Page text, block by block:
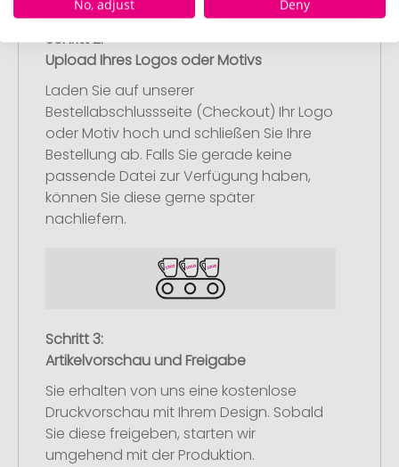
Schritt 2:
Upload Ihres Logos oder Motivs
Laden Sie auf unserer
Bestellabschlussseite (Checkout) Ihr Logo
oder Motiv hoch und schließen Sie Ihre
Bestellung ab. Falls Sie gerade keine
passende Datei zur Verfügung haben,
können Sie diese gerne später
nachliefern.
Schritt 3:
Artikelvorschau und Freigabe
Sie erhalten von uns eine kostenlose
Druckvorschau mit Ihrem Design. Sobald
Sie diese freigeben, starten wir
umgehend mit der Produktion.
No, adjust
Deny